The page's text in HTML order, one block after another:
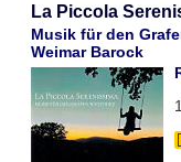
La Piccola
Musik für den
Weimar Barock